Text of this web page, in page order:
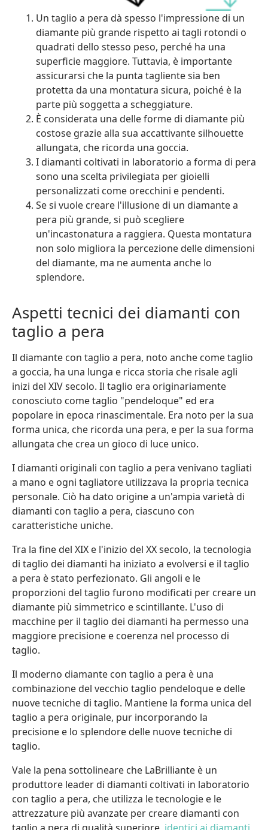
Un taglio a pera dà spesso l'impressione di un
diamante più grande rispetto ai tagli rotondi o
quadrati dello stesso peso, perché ha una
superficie maggiore. Tuttavia, è importante
assicurarsi che la punta tagliente sia ben
protetta da una montatura sicura, poiché è la
parte più soggetta a scheggiature.
È considerata una delle forme di diamante più
costose grazie alla sua accattivante silhouette
allungata, che ricorda una goccia.
I diamanti coltivati in laboratorio a forma di pera
sono una scelta privilegiata per gioielli
personalizzati come orecchini e pendenti.
Se si vuole creare l'illusione di un diamante a
pera più grande, si può scegliere
un'incastonatura a raggiera. Questa montatura
non solo migliora la percezione delle dimensioni
del diamante, ma ne aumenta anche lo
splendore.
Aspetti tecnici dei diamanti con
taglio a pera
Il diamante con taglio a pera, noto anche come taglio
a goccia, ha una lunga e ricca storia che risale agli
inizi del XIV secolo. Il taglio era originariamente
conosciuto come taglio "pendeloque" ed era
popolare in epoca rinascimentale. Era noto per la sua
forma unica, che ricorda una pera, e per la sua forma
allungata che crea un gioco di luce unico.
I diamanti originali con taglio a pera venivano tagliati
a mano e ogni tagliatore utilizzava la propria tecnica
personale. Ciò ha dato origine a un'ampia varietà di
diamanti con taglio a pera, ciascuno con
caratteristiche uniche.
Tra la fine del XIX e l'inizio del XX secolo, la tecnologia
di taglio dei diamanti ha iniziato a evolversi e il taglio
a pera è stato perfezionato. Gli angoli e le
proporzioni del taglio furono modificati per creare un
diamante più simmetrico e scintillante. L'uso di
macchine per il taglio dei diamanti ha permesso una
maggiore precisione e coerenza nel processo di
taglio.
Il moderno diamante con taglio a pera è una
combinazione del vecchio taglio pendeloque e delle
nuove tecniche di taglio. Mantiene la forma unica del
taglio a pera originale, pur incorporando la
precisione e lo splendore delle nuove tecniche di
taglio.
Vale la pena sottolineare che LaBrilliante è un
produttore leader di diamanti coltivati in laboratorio
con taglio a pera, che utilizza le tecnologie e le
attrezzature più avanzate per creare diamanti con